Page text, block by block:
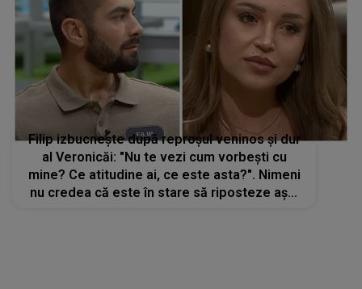
Filip izbucnește după reproșul veninos și dur
al Veronicăi: "Nu te vezi cum vorbești cu
mine? Ce atitudine ai, ce este asta?". Nimeni
nu credea că este în stare să riposteze așa.